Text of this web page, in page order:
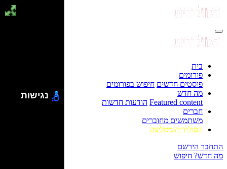
בית
פורומים
פוסטים חדשים חיפוש בפורומים
מה חדש
Featured content הודעות חדשות
חברים
משתמשים מחוברים
הסולידית ממליצה
התחבר הירשם
מה חדש? חיפוש
נגישות